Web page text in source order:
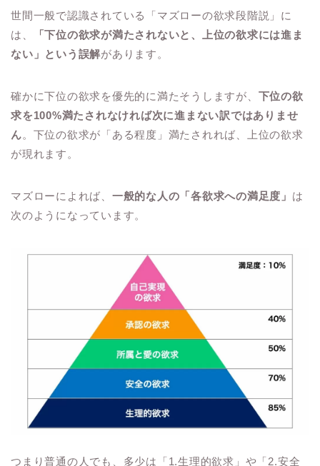
世間一般で認識されている「マズローの欲求段階説」に
は、
「下位の欲求が満たされないと、上位の欲求には進ま
ない」という誤解があります。
確かに下位の欲求を優先的に満たそうしますが、 下位の欲
求を100%満たされなければ次に進まない訳ではありませ
ん。下位の欲求が「ある程度」満たされれば、上位の欲求
が現れます。
マズローによれば、 一般的な人の「各欲求への満足度」 は
次のようになっています。
つまり普通の人でも、多少は「1.生理的欲求」や「2.安全